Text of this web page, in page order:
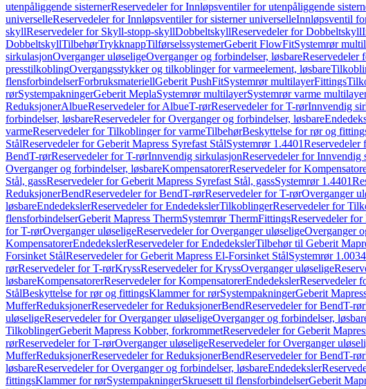
utenpåliggende sisternerReservedeler for Innløpsventiler for utenpåliggende
universelleReservedeler for Innløpsventiler for sisterner universelleInnløpsventil
skyllReservedeler for Skyll-stopp-skyllDobbeltskyllReservedeler for Dobbeltskyll
DobbeltskyllTilbehørTrykknappTilførselssystemerGeberit FlowFitSystemrør
sirkulasjonOverganger uløseligeOverganger og forbindelser, løsbareReservedeler
presstilkoblingOvergangsstykker og tilkoblinger for varmeelement, løsbare
flensforbindelserForbruksmateriellGeberit PushFitSystemrør multilayerFittings
rørSystempakningerGeberit MeplaSystemrør multilayerSystemrør varme
ReduksjonerAlbueReservedeler for AlbueT-rørReservedeler for T-rørInnvendig
forbindelser, løsbareReservedeler for Overganger og forbindelser, løsbare
varmeReservedeler for Tilkoblinger for varmeTilbehørBeskyttelse for rør og
StålReservedeler for Geberit Mapress Syrefast StålSystemrør 1.4401Reservedeler
BendT-rørReservedeler for T-rørInnvendig sirkulasjonReservedeler for Innvendig
Overganger og forbindelser, løsbareKompensatorerReservedeler for
Stål, gassReservedeler for Geberit Mapress Syrefast Stål, gassSystemrør 1.4401
ReduksjonerBendReservedeler for BendT-rørReservedeler for T-rørOverganger
løsbareEndedekslerReservedeler for EndedekslerTilkoblingerReservedeler for
flensforbindelserGeberit Mapress ThermSystemrør ThermFittingsReservedeler for
for T-rørOverganger uløseligeReservedeler for Overganger uløseligeOverganger
KompensatorerEndedekslerReservedeler for EndedekslerTilbehør til Geberit
Forsinket StålReservedeler for Geberit Mapress El-Forsinket StålSystemrør 1.0034
rørReservedeler for T-rørKryssReservedeler for KryssOverganger uløselige
løsbareKompensatorerReservedeler for KompensatorerEndedekslerReservedeler
StålBeskyttelse for rør og fittingsKlammer for rørSystempakningerGeberit
MufferReduksjonerReservedeler for ReduksjonerBendReservedeler for BendT-rør
uløseligeReservedeler for Overganger uløseligeOverganger og forbindelser,
TilkoblingerGeberit Mapress Kobber, forkrommetReservedeler for Geberit
rørReservedeler for T-rørOverganger uløseligeReservedeler for Overganger
MufferReduksjonerReservedeler for ReduksjonerBendReservedeler for BendT-rør
løsbareReservedeler for Overganger og forbindelser, løsbareEndedeksler
fittingsKlammer for rørSystempakningerSkruesett til flensforbindelserGeberit